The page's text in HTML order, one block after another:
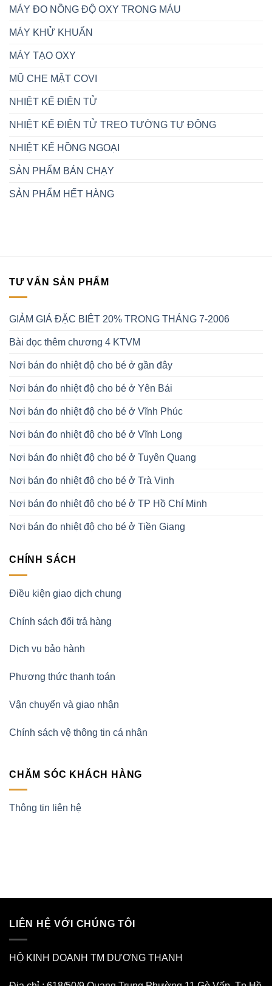
MÁY ĐO NỒNG ĐỘ OXY TRONG MÁU
MÁY KHỬ KHUẨN
MÁY TẠO OXY
MŨ CHE MẶT COVI
NHIỆT KẾ ĐIỆN TỬ
NHIỆT KẾ ĐIỆN TỬ TREO TƯỜNG TỰ ĐỘNG
NHIỆT KẾ HỒNG NGOẠI
SẢN PHẨM BÁN CHẠY
SẢN PHẨM HẾT HÀNG
TƯ VẤN SẢN PHẨM
GIẢM GIÁ ĐẶC BIÊT 20% TRONG THÁNG 7-2006
Bài đọc thêm chương 4 KTVM
Nơi bán đo nhiệt độ cho bé ở gần đây
Nơi bán đo nhiệt độ cho bé ở Yên Bái
Nơi bán đo nhiệt độ cho bé ở Vĩnh Phúc
Nơi bán đo nhiệt độ cho bé ở Vĩnh Long
Nơi bán đo nhiệt độ cho bé ở Tuyên Quang
Nơi bán đo nhiệt độ cho bé ở Trà Vinh
Nơi bán đo nhiệt độ cho bé ở TP Hồ Chí Minh
Nơi bán đo nhiệt độ cho bé ở Tiền Giang
CHÍNH SÁCH
Điều kiện giao dịch chung
Chính sách đổi trả hàng
Dịch vụ bảo hành
Phương thức thanh toán
Vận chuyển và giao nhận
Chính sách vệ thông tin cá nhân
CHĂM SÓC KHÁCH HÀNG
Thông tin liên hệ
LIÊN HỆ VỚI CHÚNG TÔI
HỘ KINH DOANH TM DƯƠNG THANH